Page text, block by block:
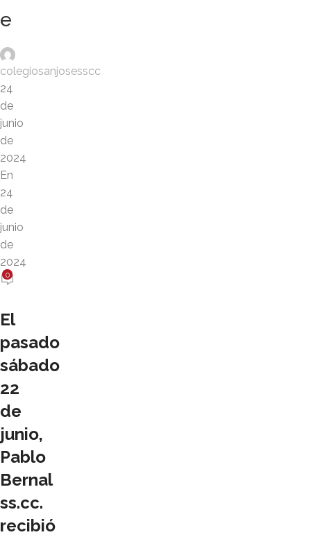
e
colegiosanjosesscc
24
de
junio
de
2024
En
24
de
junio
de
2024
0
El
pasado
sábado
22
de
junio,
Pablo
Bernal
ss.cc.
recibió